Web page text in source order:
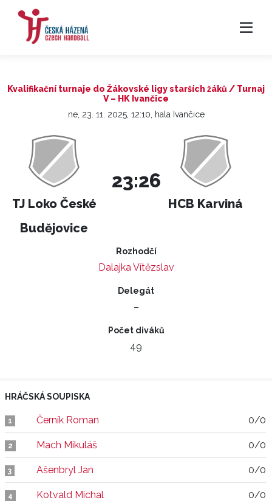
Kvalifikační turnaje do Žákovské ligy starších žáků / Turnaj
V – HK Ivančice
ne, 23. 11. 2025, 12:10, hala Ivančice
TJ Loko České
Budějovice
23:26
HCB Karviná
Rozhodčí
Dalajka Vítězslav
Delegát
–
Počet diváků
49
HRÁČSKÁ SOUPISKA
1 Černík Roman 0/0
2 Mach Mikuláš 0/0
3 Ašenbryl Jan 0/0
4 Kotvald Michal 0/0